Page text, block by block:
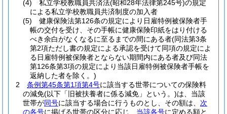
(4)
私立学校教職員共済法(昭和28年法律第245号)の規定
による私立学校教職員共済制度の加入者
(5)
健康保険法第126条の規定により日雇特例被保険者手
帳の交付を受け、その手帳に健康保険印紙をはり付ける
べき余白がなくなるに至るまでの間にある者(同法第3条
第2項ただし書の規定による承認を受けて同項の規定によ
る日雇特例被保険者とならない期間内にある者及び同法
第126条第3項の規定により当該日雇特例被保険者手帳を
返納した者を除く。)
2
条例第45条第1項第4号に該当する世帯についての保険料
の減免(以下「旧被扶養者に係る減免」という。)は、当該
世帯が同号に該当する場合に行うものとし、その額は、 次
の各号に掲げる世帯の区分に応じ、 当該各号に定める額と